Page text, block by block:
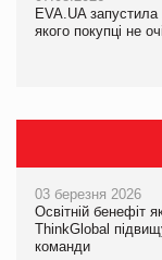
EVA.UA
якого покупці не
EVA.UA
якого покупці не
03 березня 2026
Освітній бенефіт
ThinkGlobal
команди